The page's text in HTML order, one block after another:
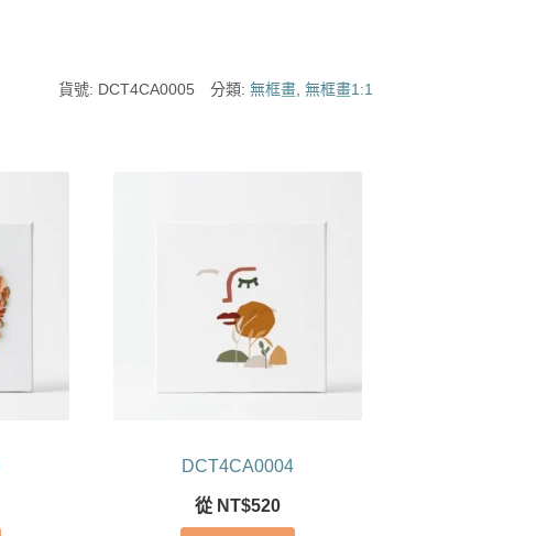
貨號: DCT4CA0005 分類:無框畫 ,無框畫1:1
DCT4CA0004
從 NT$520